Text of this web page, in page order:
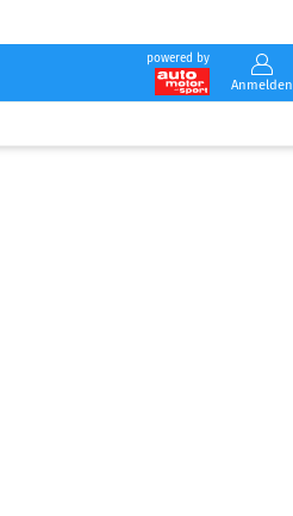
powered by
Anmelden